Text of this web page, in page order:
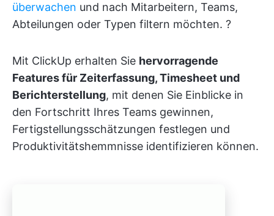
überwachen und nach Mitarbeitern, Teams,
Abteilungen oder Typen filtern möchten. ?
Mit ClickUp erhalten Sie hervorragende
Features für Zeiterfassung, Timesheet und
Berichterstellung, mit denen Sie Einblicke in
den Fortschritt Ihres Teams gewinnen,
Fertigstellungsschätzungen festlegen und
Produktivitätshemmnisse identifizieren können.